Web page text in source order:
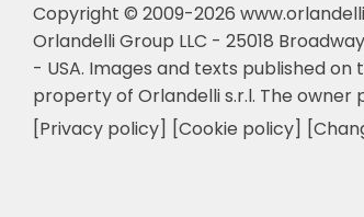
Copyright © 2009-2026
Orlandelli Group LLC - 25018
- USA. Images and texts published on
property of Orlandelli s.r.l. The owner
[Privacy policy] [Cookie policy]